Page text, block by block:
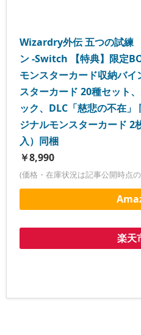
Wizardry外伝 五つの試練
ン -Switch 【特典】限定
モンスターカード収納バ
スターカード 20種セット
ック、DLC「慈悲の不在」
ジナルモンスターカード 2
入）同梱
￥8,990
(価格・在庫状況は記事公開時点
楽天